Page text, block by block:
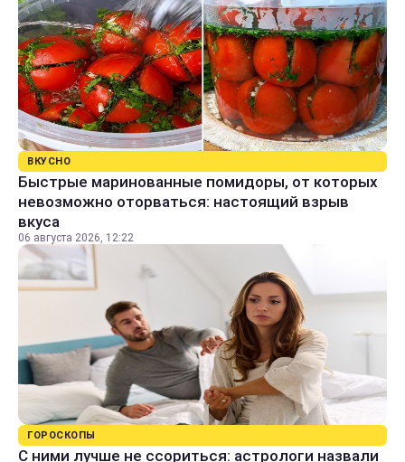
ВКУСНО
Быстрые маринованные помидоры, от которых
невозможно оторваться: настоящий взрыв
вкуса
06 августа 2026, 12:22
ГОРОСКОПЫ
С ними лучше не ссориться: астрологи назвали